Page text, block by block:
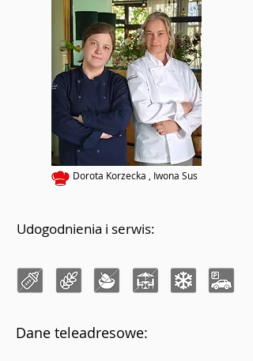
Dorota Korzecka , Iwona Sus
Udogodnienia i serwis:
Dane teleadresowe: